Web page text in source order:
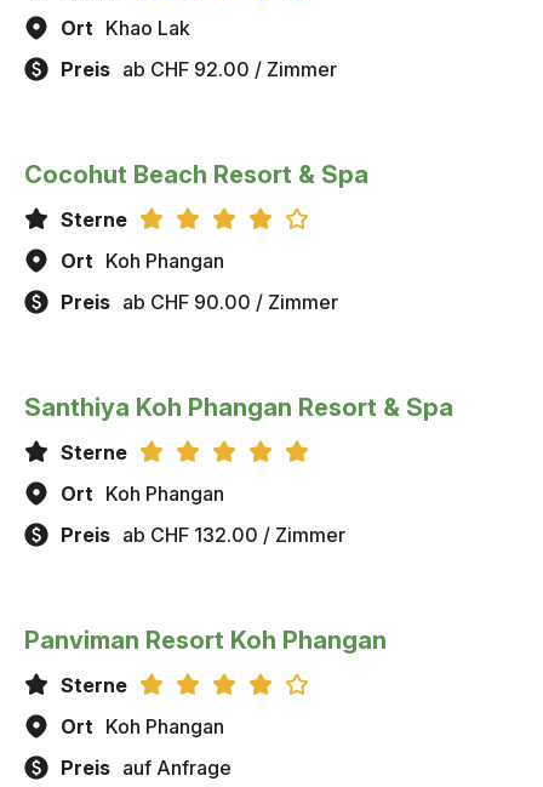
Ort Khao Lak
Preis ab CHF 92.00 / Zimmer
Cocohut Beach Resort & Spa
Sterne
Ort Koh Phangan
Preis ab CHF 90.00 / Zimmer
Santhiya Koh Phangan Resort & Spa
Sterne
Ort Koh Phangan
Preis ab CHF 132.00 / Zimmer
Panviman Resort Koh Phangan
Sterne
Ort Koh Phangan
Preis auf Anfrage